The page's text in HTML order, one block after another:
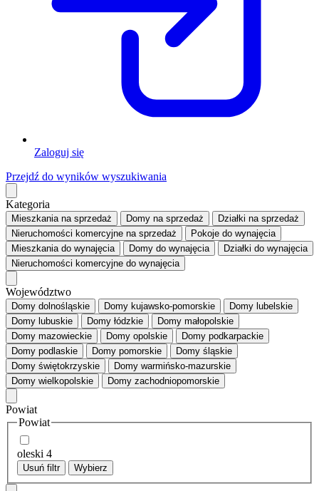
Zaloguj się
Przejdź do wyników wyszukiwania
Kategoria
Mieszkaniana sprzedaż Domy na sprzedaż Działki na sprzedaż
Nieruchomości komercyjne na sprzedaż Pokoje do wynajęcia
Mieszkaniado wynajęcia Domy do wynajęcia Działki do wynajęcia
Nieruchomości komercyjne do wynajęcia
Województwo
Domy dolnośląskie Domy kujawsko-pomorskie
Domy lubelskie
Domy lubuskie
Domy łódzkie
Domy małopolskie
Domy mazowieckie
Domy opolskie
Domy podkarpackie
Domy podlaskie
Domy pomorskie
Domy śląskie
Domy świętokrzyskie
Domy warmińsko-mazurskie
Domy wielkopolskie
Domy zachodniopomorskie
Powiat
Powiat
oleski 4
Usuń filtr Wybierz